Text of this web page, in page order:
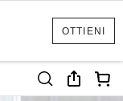
OTTIENI